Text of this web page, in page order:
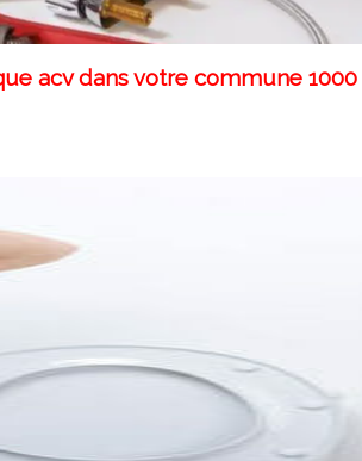
acv dans votre commune 1000